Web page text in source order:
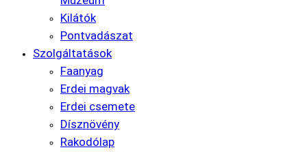
Kilátók
Pontvadászat
Szolgáltatások
Faanyag
Erdei magvak
Erdei csemete
Dísznövény
Rakodólap